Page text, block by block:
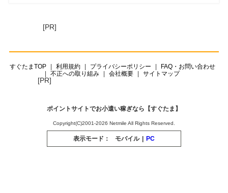
[PR]
すぐたまTOP 利用規約 プライバシーポリシー
FAQ・お問い合わせ
不正への取り組み
会社概要 サイトマップ
[PR]
ポイントサイトでお小遣い稼ぎなら【すぐたま】
Copyright(C)2001-2026 Netmile All Rights Reserved.
表示モード： モバイル | PC